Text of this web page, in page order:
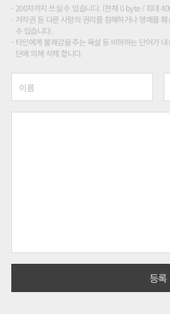
200자까지 쓰실 수 있습니다. (현재 0 byte / 최대
저작권 등 다른 사람의 권리를 침해하거나 명예를
수 있습니다.
타인에게 불쾌감을 주는 욕설 등 비하하는 단어가
단에 의해 삭제 합니다.